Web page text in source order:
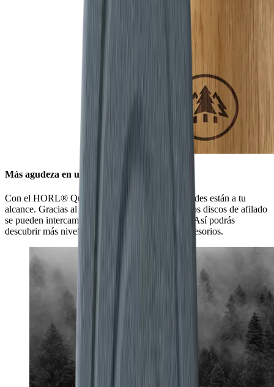
Más agudeza en un abrir y cerrar de ojos
Con el HORL® Quick Lock, todas las posibilidades están a tu
alcance. Gracias al innovador sistema de cierre, los discos de afilado
se pueden intercambiar con un solo movimiento. Así podrás
descubrir más niveles de afilado con nuestros accesorios.